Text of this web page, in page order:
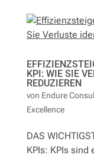
KPI: WIE SIE
REDUZIEREN
von Endure
Excellence
DAS
KPIs: KPIs